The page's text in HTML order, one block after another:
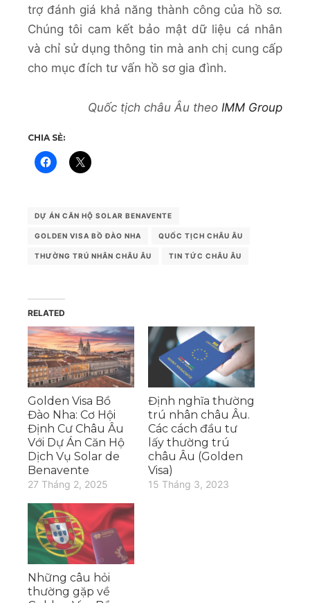
trợ đánh giá khả năng thành công của hồ sơ.
Chúng tôi cam kết bảo mật dữ liệu cá nhân
và chỉ sử dụng thông tin mà anh chị cung cấp
cho mục đích tư vấn hồ sơ gia đình.
Quốc tịch châu Âu theo IMM Group
CHIA SẺ:
DỰ ÁN CĂN HỘ SOLAR BENAVENTE
GOLDEN VISA BỒ ĐÀO NHA QUỐC TỊCH CHÂU ÂU
THƯỜNG TRÚ NHÂN CHÂU ÂU TIN TỨC CHÂU ÂU
RELATED
Golden Visa Bồ
Đào Nha: Cơ Hội
Định Cư Châu Âu
Với Dự Án Căn Hộ
Dịch Vụ Solar de
Benavente
27 Tháng 2, 2025
Định nghĩa thường
trú nhân châu Âu.
Các cách đầu tư
lấy thường trú
châu Âu (Golden
Visa)
15 Tháng 3, 2023
Những câu hỏi
thường gặp về